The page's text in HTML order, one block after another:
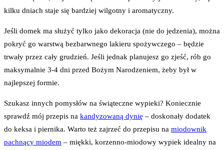
kilku dniach staje się bardziej wilgotny i aromatyczny.
Jeśli domek ma służyć tylko jako dekoracja (nie do jedzenia), można
pokryć go warstwą bezbarwnego lakieru spożywczego – będzie
trwały przez cały grudzień. Jeśli jednak planujesz go zjeść, rób go
maksymalnie 3-4 dni przed Bożym Narodzeniem, żeby był w
najlepszej formie.
Szukasz innych pomysłów na świąteczne wypieki? Koniecznie
sprawdź mój przepis na kandyzowaną dynię – doskonały dodatek
do keksa i piernika. Warto też zajrzeć do przepisu na miodownik
pachnący miodem – miękki, korzenno-miodowy wypiek idealny na